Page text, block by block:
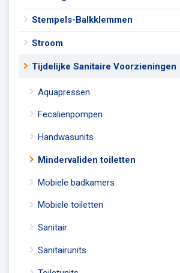
Stempels-Balkklemmen
Stroom
Tijdelijke Sanitaire Voorzieningen
Aquapressen
Fecalienpompen
Handwasunits
Mindervaliden toiletten
Mobiele badkamers
Mobiele toiletten
Sanitair
Sanitairunits